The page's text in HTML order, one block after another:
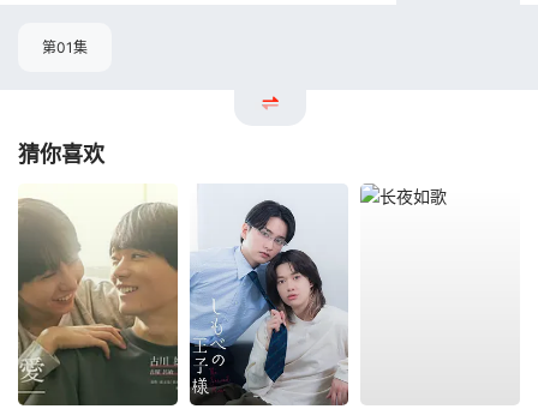
第01集
猜你喜欢